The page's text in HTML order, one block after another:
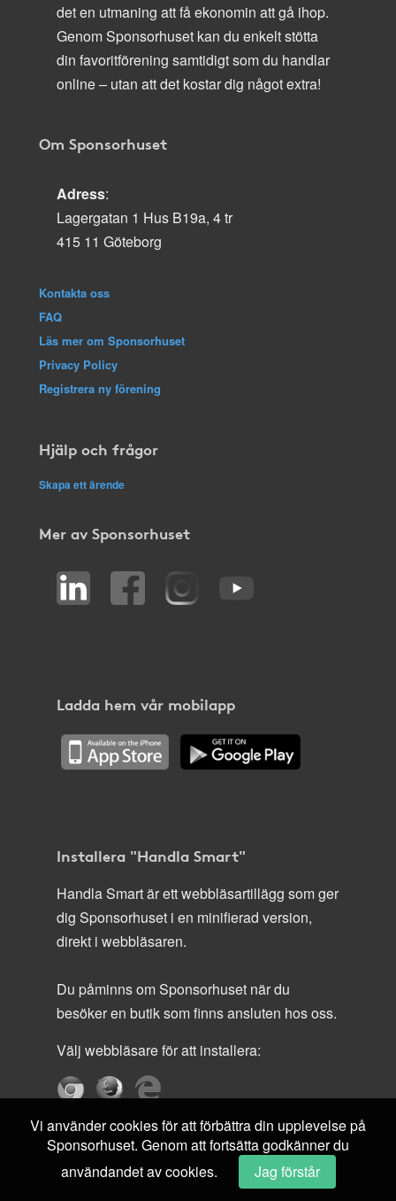
det en utmaning att få ekonomin att gå ihop.
Genom Sponsorhuset kan du enkelt stötta
din favoritförening samtidigt som du handlar
online – utan att det kostar dig något extra!
Om Sponsorhuset
Adress:
Lagergatan 1 Hus B19a, 4 tr
415 11 Göteborg
Kontakta oss
FAQ
Läs mer om Sponsorhuset
Privacy Policy
Registrera ny förening
Hjälp och frågor
Skapa ett ärende
Mer av Sponsorhuset
Ladda hem vår mobilapp
Installera "Handla Smart"
Handla Smart är ett webbläsartillägg som ger
dig Sponsorhuset i en minifierad version,
direkt i webbläsaren.
Du påminns om Sponsorhuset när du
besöker en butik som finns ansluten hos oss.
Välj webbläsare för att installera:
Vi använder cookies för att förbättra din upplevelse på
Sponsorhuset. Genom att fortsätta godkänner du
användandet av cookies.
Jag förstår